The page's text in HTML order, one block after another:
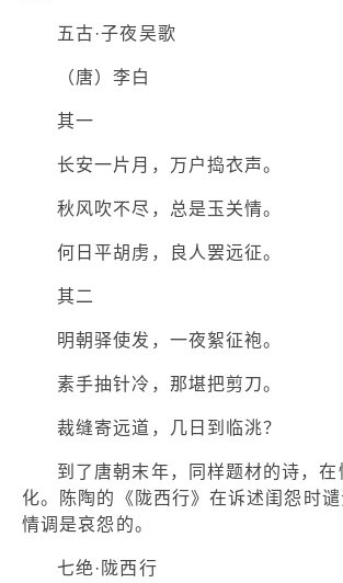
五古·子夜吴歌
（唐）李白
其一
长安一片月，万户捣衣声。
秋风吹不尽，总是玉关情。
何日平胡虏，良人罢远征。
其二
明朝驿使发，一夜絮征袍。
素手抽针冷，那堪把剪刀。
裁缝寄远道，几日到临洮？
到了唐朝末年，同样题材的诗，在
化。陈陶的《陇西行》在诉述闺怨时
情调是哀怨的。
七绝·陇西行